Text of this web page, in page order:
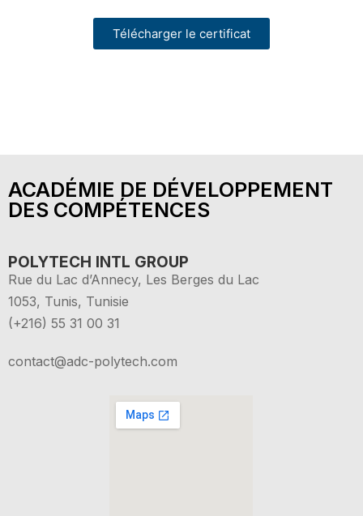
Télécharger le certificat
ACADÉMIE DE DÉVELOPPEMENT
DES COMPÉTENCES
POLYTECH INTL GROUP
Rue du Lac d’Annecy, Les Berges du Lac
1053, Tunis, Tunisie
(+216) 55 31 00 31
contact@adc-polytech.com